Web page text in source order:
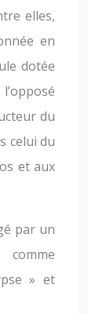
elles,
en
dotée
du
celui du
et aux
par un
» et